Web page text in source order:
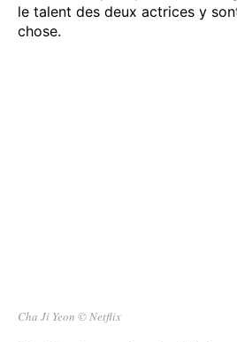
le talent des deux actrices y
chose.
Cha Ji Yeon ©Netflix